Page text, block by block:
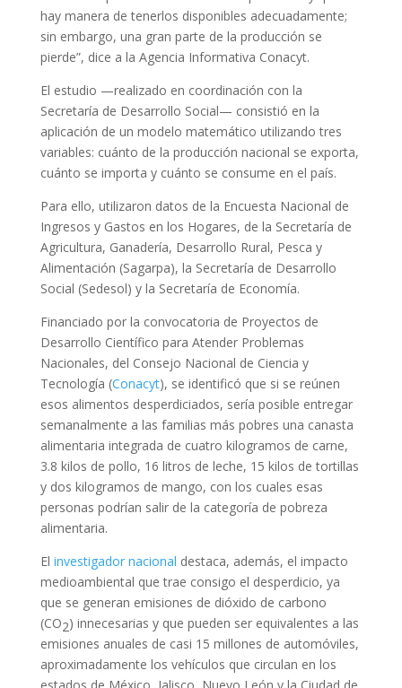
hay manera de tenerlos disponibles adecuadamente;
sin embargo, una gran parte de la producción se
pierde”, dice a la Agencia Informativa Conacyt.
El estudio —realizado en coordinación con la
Secretaría de Desarrollo Social— consistió en la
aplicación de un modelo matemático utilizando tres
variables: cuánto de la producción nacional se exporta,
cuánto se importa y cuánto se consume en el país.
Para ello, utilizaron datos de la Encuesta Nacional de
Ingresos y Gastos en los Hogares, de la Secretaría de
Agricultura, Ganadería, Desarrollo Rural, Pesca y
Alimentación (Sagarpa), la Secretaría de Desarrollo
Social (Sedesol) y la Secretaría de Economía.
Financiado por la convocatoria de Proyectos de
Desarrollo Científico para Atender Problemas
Nacionales, del Consejo Nacional de Ciencia y
Tecnología (Conacyt), se identificó que si se reúnen
esos alimentos desperdiciados, sería posible entregar
semanalmente a las familias más pobres una canasta
alimentaria integrada de cuatro kilogramos de carne,
3.8 kilos de pollo, 16 litros de leche, 15 kilos de tortillas
y dos kilogramos de mango, con los cuales esas
personas podrían salir de la categoría de pobreza
alimentaria.
El investigador nacional destaca, además, el impacto
medioambiental que trae consigo el desperdicio, ya
que se generan emisiones de dióxido de carbono
(CO2) innecesarias y que pueden ser equivalentes a las
emisiones anuales de casi 15 millones de automóviles,
aproximadamente los vehículos que circulan en los